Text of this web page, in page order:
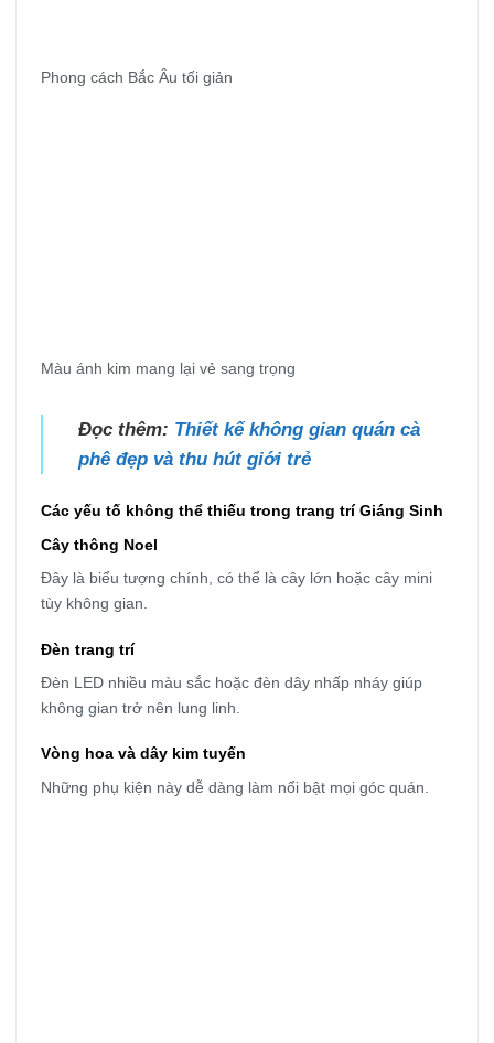
Phong cách Bắc Âu tối giản
Màu ánh kim mang lại vẻ sang trọng
Đọc thêm: Thiết kế không gian quán cà
phê đẹp và thu hút giới trẻ
Các yếu tố không thể thiếu trong trang trí Giáng Sinh
Cây thông Noel
Đây là biểu tượng chính, có thể là cây lớn hoặc cây mini
tùy không gian.
Đèn trang trí
Đèn LED nhiều màu sắc hoặc đèn dây nhấp nháy giúp
không gian trở nên lung linh.
Vòng hoa và dây kim tuyến
Những phụ kiện này dễ dàng làm nổi bật mọi góc quán.